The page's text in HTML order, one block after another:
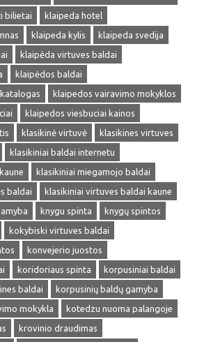
bilietai
klaipeda hotel
klaipeda kylis
klaipeda svedija
klaipėda virtuves baldai
klaipėdos baldai
klaipedos vairavimo mokyklos
klaipedos viesbuciai kainos
klasikinė virtuvė
klasikines virtuves
klasikiniai baldai internetu
klasikiniai miegamojo baldai
baldai
klasikiniai virtuves baldai kaune
knygu spinta
knygų spintos
kokybiski virtuves baldai
konvejerio juostos
koridoriaus spinta
korpusiniai baldai
baldai
korpusinių baldų gamyba
mokykla
kotedzu nuoma palangoje
krovinio draudimas